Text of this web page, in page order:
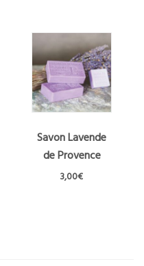
a
plusieurs
variations.
Les
options
peuvent
choisies
sur
Savon Lavende
de Provence
3,00€